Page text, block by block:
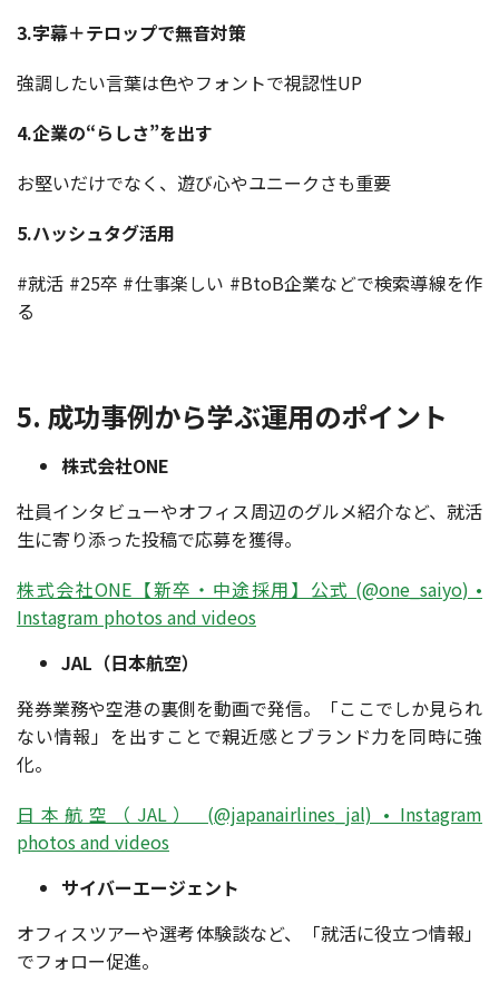
3.字幕＋テロップで無音対策
強調したい言葉は色やフォントで視認性UP
4.企業の“らしさ”を出す
お堅いだけでなく、遊び心やユニークさも重要
5.ハッシュタグ活用
#就活 #25卒 #仕事楽しい #BtoB企業などで検索導線を作
る
5. 成功事例から学ぶ運用のポイント
株式会社ONE
社員インタビューやオフィス周辺のグルメ紹介など、就活
生に寄り添った投稿で応募を獲得。
株式会社ONE【新卒・中途採用】公式 (@one_saiyo) •
Instagram photos and videos
JAL（日本航空）
発券業務や空港の裏側を動画で発信。「ここでしか見られ
ない情報」を出すことで親近感とブランド力を同時に強
化。
日本航空（JAL） (@japanairlines_jal) • Instagram
photos and videos
サイバーエージェント
オフィスツアーや選考体験談など、「就活に役立つ情報」
でフォロー促進。